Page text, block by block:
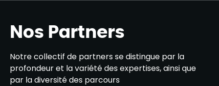
Nos Partners
Notre collectif de partners se distingue par la
profondeur et la variété des expertises, ainsi que
par la diversité des parcours